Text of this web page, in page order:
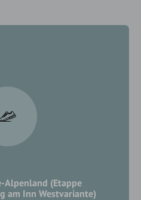
Alpenland (Etappe
am Inn Westvariante)